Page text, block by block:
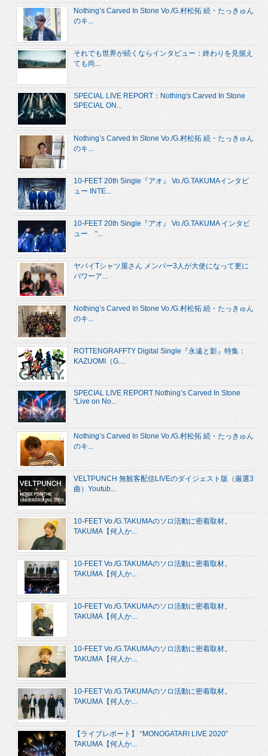
Nothing’s Carved In Stone Vo./G.村松拓 続・たっきゅん
のキ...
それでも世界が続くならインタビュー：終わりを見据え
ても尚...
SPECIAL LIVE REPORT：Nothing's Carved In Stone
SPECIAL ON...
Nothing’s Carved In Stone Vo./G.村松拓 続・たっきゅん
のキ...
10-FEET 20th Single『アオ』 Vo./G.TAKUMAインタビ
ュー INTE...
10-FEET 20th Single『アオ』 Vo./G.TAKUMA インタビ
ュー “...
ヤバイTシャツ屋さん メンバー3人が大使になって更に
パワーア...
Nothing’s Carved In Stone Vo./G.村松拓 続・たっきゅん
のキ...
ROTTENGRAFFTY Digital Single『永遠と影』特集：
KAZUOMI（G....
SPECIAL LIVE REPORT Nothing’s Carved In Stone
“Live on No...
Nothing’s Carved In Stone Vo./G.村松拓 続・たっきゅん
のキ...
VELTPUNCH 無観客配信LIVEのダイジェスト版（厳選3
曲）Youtub...
10-FEET Vo./G.TAKUMAのソロ活動に密着取材。
TAKUMA【何人か...
10-FEET Vo./G.TAKUMAのソロ活動に密着取材。
TAKUMA【何人か...
10-FEET Vo./G.TAKUMAのソロ活動に密着取材。
TAKUMA【何人か...
10-FEET Vo./G.TAKUMAのソロ活動に密着取材。
TAKUMA【何人か...
10-FEET Vo./G.TAKUMAのソロ活動に密着取材。
TAKUMA【何人か...
【ライブレポート】 “MONOGATARI LIVE 2020”
TAKUMA【何人か...